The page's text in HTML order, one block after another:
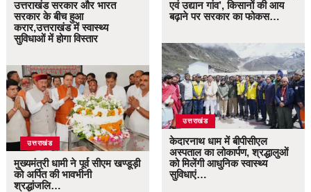
उत्तराखंड सरकार और भारत
सरकार के बीच हुआ
करार,उत्तराखंड में स्वास्थ्य
सुविधाओं में होगा विस्तार
उत्तराखंड
मुख्यमंत्री धामी ने पूर्व सीएम खण्डूड़ी
को अर्पित की भावभीनी
श्रद्धांजलि…
एवं उद्यान गांव’, किसानों की आय
बढ़ाने पर सरकार का फोकस…
उत्तराखंड
केदारनाथ धाम में बीपीसीएल
अस्पताल का लोकार्पण, श्रद्धालुओं
को मिलेंगी आधुनिक स्वास्थ्य
सुविधाएं…